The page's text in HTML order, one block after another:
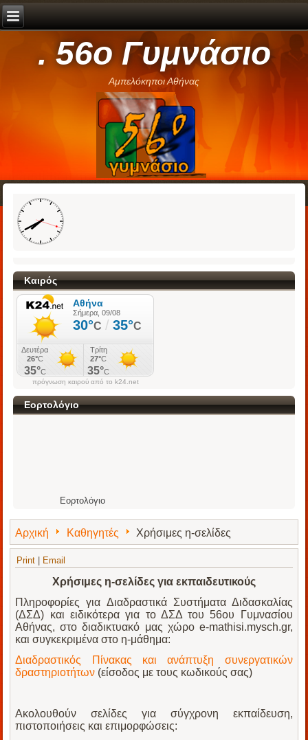
. 56ο Γυμνάσιο
Αμπελόκηποι Αθήνας
Καιρός
πρόγνωση καιρού από το k24.net
Εορτολόγιο
Εορτολόγιο
Αρχική Καθηγητές Χρήσιμες η-σελίδες
Print Email
Χρήσιμες η-σελίδες για εκπαιδευτικούς
Πληροφορίες για Διαδραστικά Συστήματα Διδασκαλίας
(ΔΣΔ) και ειδικότερα για το ΔΣΔ του 56ου Γυμνασίου
Αθήνας, στο διαδικτυακό μας χώρο e-mathisi.mysch.gr,
και συγκεκριμένα στο η-μάθημα:
Διαδραστικός Πίνακας και ανάπτυξη συνεργατικών
δραστηριοτήτων (είσοδος με τους κωδικούς σας)
Ακολουθούν σελίδες για σύγχρονη εκπαίδευση,
πιστοποιήσεις και επιμορφώσεις: